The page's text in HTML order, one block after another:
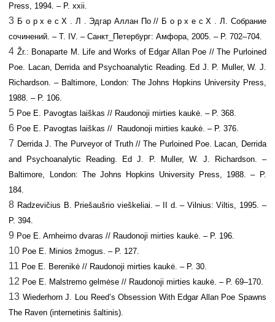
Press, 1994. – P.xxii.
3 Б о р x е с X . Л . Эдгар Аллан По // Б о р x е с X . Л. Собрание
сочинений. – T. IV. – Санкт_Петербург: Амфора, 2005. – P. 702–704.
4 Žr.: Bonaparte M. Life and Works of Edgar Allan Poe // The Purloined
Poe. Lacan, Derrida and Psychoanalytic Reading. Ed J. P. Muller, W. J.
Richardson. – Baltimore, London: The Johns Hopkins University Press,
1988. – P. 106.
5 Poe E. Pavogtas laiškas // Raudonoji mirties kaukė. – P. 368.
6 Poe E. Pavogtas laiškas // Raudonoji mirties kaukė. – P. 376.
7 Derrida J. The Purveyor of Truth // The Purloined Poe. Lacan, Derrida
and Psychoanalytic Reading. Ed J. P. Muller, W. J. Richardson. –
Baltimore, London: The Johns Hopkins University Press, 1988. – P.
184.
8 Radzevičius B. Priešaušrio vieškeliai. – II d. – Vilnius: Viltis, 1995. –
P. 394.
9 Poe E. Arnheimo dvaras // Raudonoji mirties kaukė. – P. 196.
10 Poe E. Minios žmogus. – P. 127.
11 Poe E. Berenikė // Raudonoji mirties kaukė. – P. 30.
12 Poe E. Malstremo gelmėse // Raudonoji mirties kaukė. – P. 69–170.
13 Wiederhorn J. Lou Reed’s Obsession With Edgar Allan Poe Spawns
The Raven (internetinis šaltinis).